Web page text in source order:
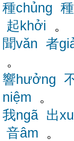
種chủng
起khởi 。
聞văn 者
。
響hưởng
niệm 。
我ngã 出
音âm 。